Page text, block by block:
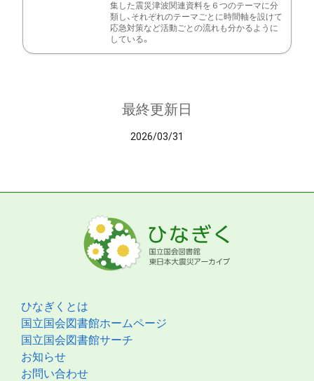
集した震災津波関連資料を６つのテーマに分
類し、それぞれのテーマごとに時間軸を設けて
応急対策など活動ごとの流れも分かるように
している。
最終更新日
2026/03/31
ひなぎくとは
国立国会図書館ホームページ
国立国会図書館サーチ
お知らせ
お問い合わせ